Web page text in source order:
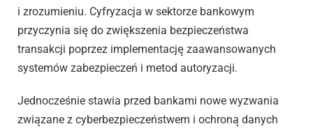
i zrozumieniu. Cyfryzacja w sektorze bankowym
przyczynia się do zwiększenia bezpieczeństwa
transakcji poprzez implementację zaawansowanych
systemów zabezpieczeń i metod autoryzacji.
Jednocześnie stawia przed bankami nowe wyzwania
związane z cyberbezpieczeństwem i ochroną danych